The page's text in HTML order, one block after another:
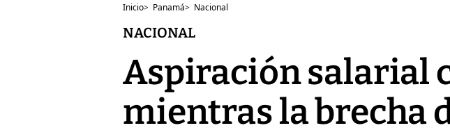
Inicio> Panamá> Nacional
NACIONAL
Aspiración salarial
mientras la brecha